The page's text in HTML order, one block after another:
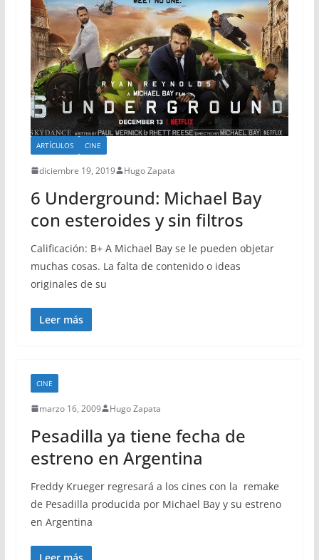
ARTÍCULOS CINE
diciembre 19, 2019 Hugo Zapata
6 Underground: Michael Bay
con esteroides y sin filtros
Calificación: B+ A Michael Bay se le pueden objetar
muchas cosas. La falta de contenido o ideas
originales de su
Leer más
CINE
marzo 16, 2009 Hugo Zapata
Pesadilla ya tiene fecha de
estreno en Argentina
Freddy Krueger regresará a los cines con la remake
de Pesadilla producida por Michael Bay y su estreno
en Argentina